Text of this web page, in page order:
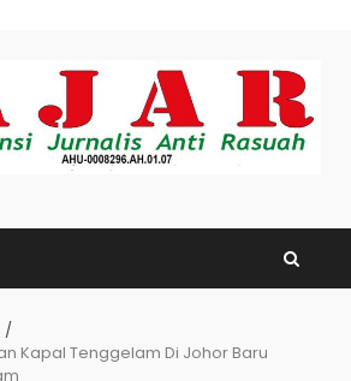
Kapal Tenggelam Di Johor Baru